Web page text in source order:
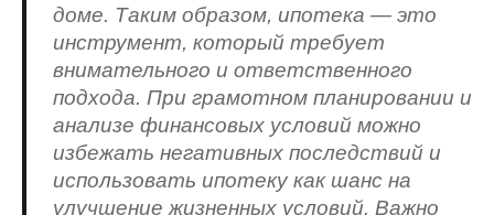
доме. Таким образом, ипотека — это
инструмент, который требует
внимательного и ответственного
подхода. При грамотном планировании и
анализе финансовых условий можно
избежать негативных последствий и
использовать ипотеку как шанс на
улучшение жизненных условий. Важно